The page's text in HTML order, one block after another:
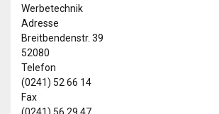
Werbetechnik
Adresse
Breitbendenstr. 39
52080
Telefon
(0241) 52 66 14
Fax
(0241) 56 29 47